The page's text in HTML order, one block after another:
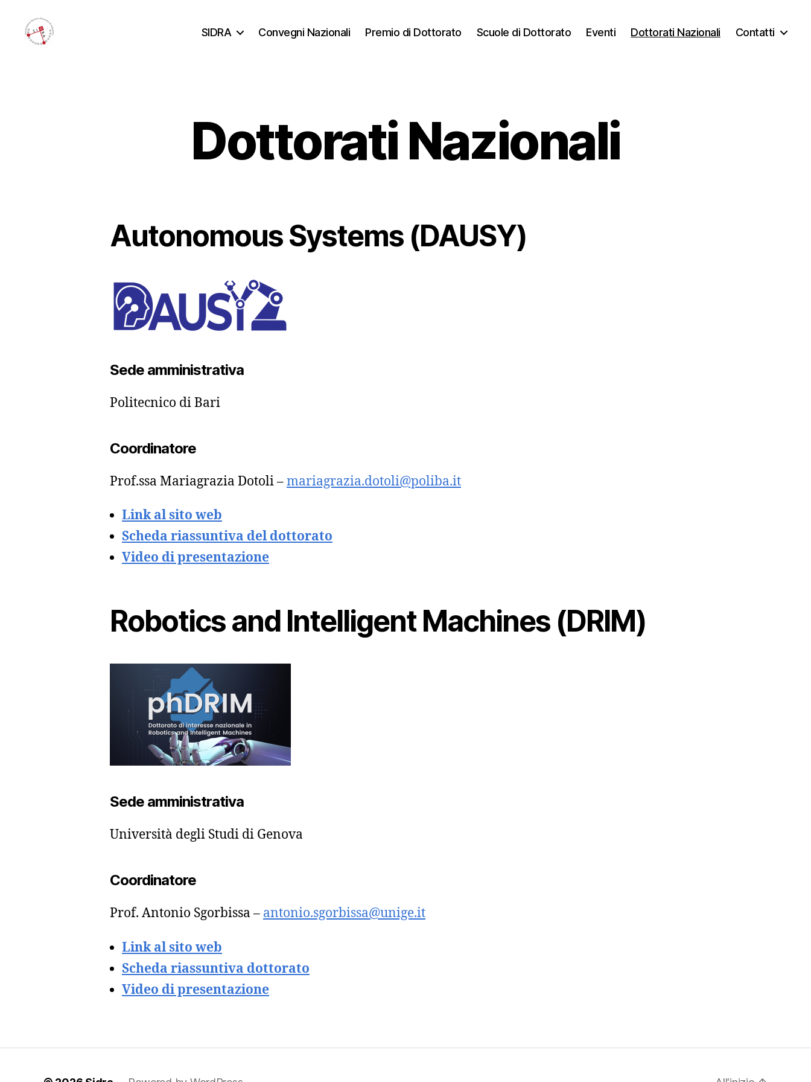
SIDRA Convegni Nazionali Premio di Dottorato Scuole di Dottorato Eventi Dottorati Nazionali Contatti
Dottorati Nazionali
Autonomous Systems (DAUSY)
Sede amministrativa
Politecnico di Bari
Coordinatore
Prof.ssa Mariagrazia Dotoli –mariagrazia.dotoli@poliba.it
Link al sito web
Scheda riassuntiva del dottorato
Video di presentazione
Robotics and Intelligent Machines (DRIM)
Sede amministrativa
Università degli Studi di Genova
Coordinatore
Prof. Antonio Sgorbissa – antonio.sgorbissa@unige.it
Link al sito web
Scheda riassuntiva dottorato
Video di presentazione